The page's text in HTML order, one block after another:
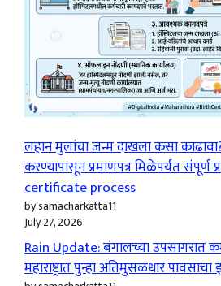
लहान मुलांचा जन्म दाखला कसा
करण्यापासून प्रमाणपत्र मिळेपर्यंत संपूर्ण
certificate process
by samacharkatta11
July 27, 2026
Rain Update: बंगालच्या उपसागरात
महाराष्ट्रात पुन्हा अतिमुसळधार पावसाचा